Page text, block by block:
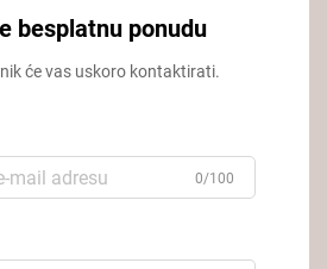
besplatnu ponudu
će vas uskoro kontaktirati.
0/100